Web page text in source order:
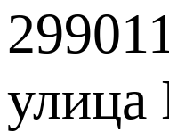
улица